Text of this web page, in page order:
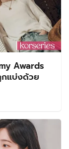
Awards
แบ่งด้วย